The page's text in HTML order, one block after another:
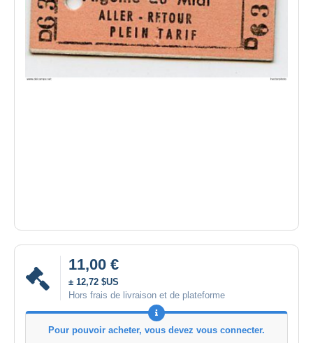
11,00 €
± 12,72 $US
Hors frais de livraison et de plateforme
Pour pouvoir acheter, vous devez vous connecter.